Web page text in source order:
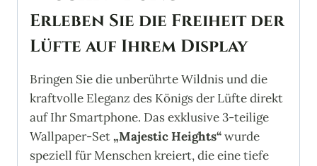
Erleben Sie die Freiheit der
Lüfte auf Ihrem Display
Bringen Sie die unberührte Wildnis und die
kraftvolle Eleganz des Königs der Lüfte direkt
auf Ihr Smartphone. Das exklusive 3-teilige
Wallpaper-Set„Majestic Heights“wurde
speziell für Menschen kreiert, die eine tiefe